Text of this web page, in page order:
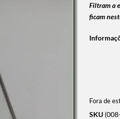
Filtram a
ficam
Fora de
SKU